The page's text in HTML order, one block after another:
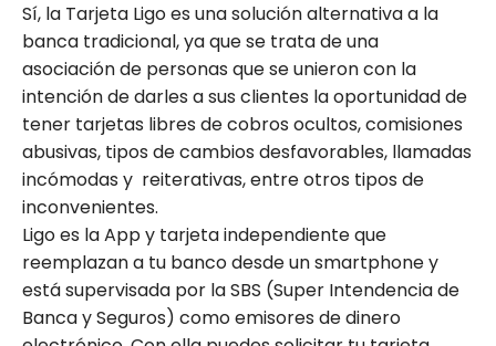
Sí, la Tarjeta Ligo es una solución alternativa a la
banca tradicional, ya que se trata de una
asociación de personas que se unieron con la
intención de darles a sus clientes la oportunidad de
tener tarjetas libres de cobros ocultos, comisiones
abusivas, tipos de cambios desfavorables, llamadas
incómodas y reiterativas, entre otros tipos de
inconvenientes.
Ligo es la App y tarjeta independiente que
reemplazan a tu banco desde un smartphone y
está supervisada por la SBS (Super Intendencia de
Banca y Seguros) como emisores de dinero